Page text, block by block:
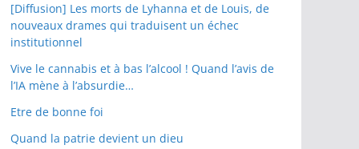
[Diffusion] Les morts de Lyhanna et de Louis, de
nouveaux drames qui traduisent un échec
institutionnel
Vive le cannabis et à bas l’alcool ! Quand l’avis de
l’IA mène à l’absurdie…
Etre de bonne foi
Quand la patrie devient un dieu